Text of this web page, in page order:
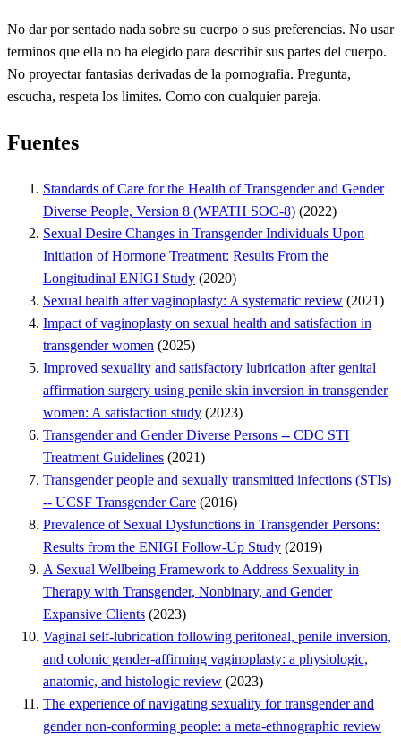
No dar por sentado nada sobre su cuerpo o sus preferencias. No usar
terminos que ella no ha elegido para describir sus partes del cuerpo.
No proyectar fantasias derivadas de la pornografia. Pregunta,
escucha, respeta los limites. Como con cualquier pareja.
Fuentes
Standards of Care for the Health of Transgender and Gender
Diverse People, Version 8 (WPATH SOC-8) (2022)
Sexual Desire Changes in Transgender Individuals Upon
Initiation of Hormone Treatment: Results From the
Longitudinal ENIGI Study (2020)
Sexual health after vaginoplasty: A systematic review (2021)
Impact of vaginoplasty on sexual health and satisfaction in
transgender women (2025)
Improved sexuality and satisfactory lubrication after genital
affirmation surgery using penile skin inversion in transgender
women: A satisfaction study (2023)
Transgender and Gender Diverse Persons -- CDC STI
Treatment Guidelines (2021)
Transgender people and sexually transmitted infections (STIs)
-- UCSF Transgender Care (2016)
Prevalence of Sexual Dysfunctions in Transgender Persons:
Results from the ENIGI Follow-Up Study (2019)
A Sexual Wellbeing Framework to Address Sexuality in
Therapy with Transgender, Nonbinary, and Gender
Expansive Clients (2023)
Vaginal self-lubrication following peritoneal, penile inversion,
and colonic gender-affirming vaginoplasty: a physiologic,
anatomic, and histologic review (2023)
The experience of navigating sexuality for transgender and
gender non-conforming people: a meta-ethnographic review